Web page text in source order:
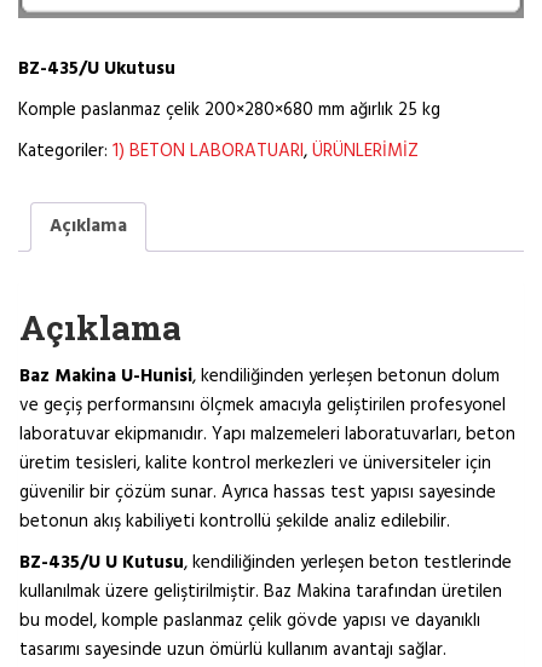
BZ-435/U Ukutusu
Komple paslanmaz çelik 200×280×680 mm ağırlık 25 kg
Kategoriler: 1) BETON LABORATUARI,ÜRÜNLERİMİZ
Açıklama
Açıklama
Baz Makina U-Hunisi, kendiliğinden yerleşen betonun dolum
ve geçiş performansını ölçmek amacıyla geliştirilen profesyonel
laboratuvar ekipmanıdır. Yapı malzemeleri laboratuvarları, beton
üretim tesisleri, kalite kontrol merkezleri ve üniversiteler için
güvenilir bir çözüm sunar. Ayrıca hassas test yapısı sayesinde
betonun akış kabiliyeti kontrollü şekilde analiz edilebilir.
BZ-435/U U Kutusu, kendiliğinden yerleşen beton testlerinde
kullanılmak üzere geliştirilmiştir. Baz Makina tarafından üretilen
bu model, komple paslanmaz çelik gövde yapısı ve dayanıklı
tasarımı sayesinde uzun ömürlü kullanım avantajı sağlar.